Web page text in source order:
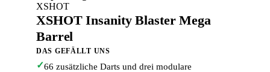
XSHOT
XSHOT Insanity Blaster Mega
Barrel
DAS GEFÄLLT UNS
✓66 zusätzliche Darts und drei modulare